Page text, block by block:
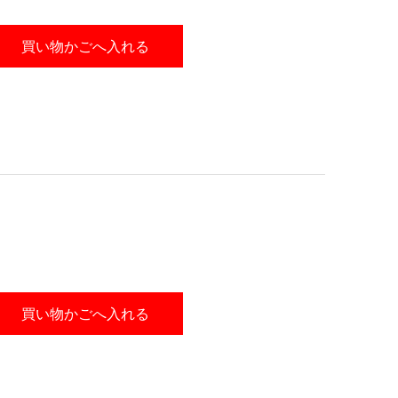
買い物かごへ入れる
買い物かごへ入れる